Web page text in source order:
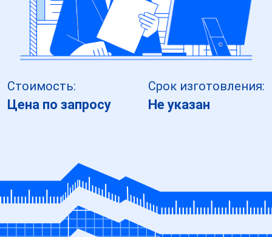
Стоимость:
Цена по запросу
Срок изготовления:
Не указан